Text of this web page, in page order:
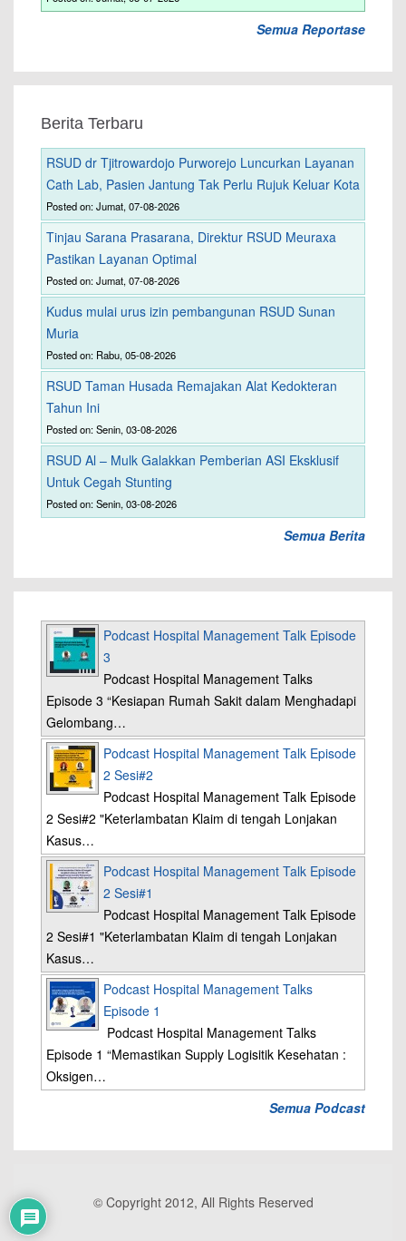
Semua Reportase
Berita Terbaru
RSUD dr Tjitrowardojo Purworejo Luncurkan Layanan
Cath Lab, Pasien Jantung Tak Perlu Rujuk Keluar Kota
Posted on: Jumat, 07-08-2026
Tinjau Sarana Prasarana, Direktur RSUD Meuraxa
Pastikan Layanan Optimal
Posted on: Jumat, 07-08-2026
Kudus mulai urus izin pembangunan RSUD Sunan
Muria
Posted on: Rabu, 05-08-2026
RSUD Taman Husada Remajakan Alat Kedokteran
Tahun Ini
Posted on: Senin, 03-08-2026
RSUD Al – Mulk Galakkan Pemberian ASI Eksklusif
Untuk Cegah Stunting
Posted on: Senin, 03-08-2026
Semua Berita
Podcast Hospital Management Talk Episode
3
Podcast Hospital Management Talks
Episode 3 “Kesiapan Rumah Sakit dalam Menghadapi
Gelombang…
Podcast Hospital Management Talk Episode
2 Sesi#2
Podcast Hospital Management Talk Episode
2 Sesi#2 "Keterlambatan Klaim di tengah Lonjakan
Kasus…
Podcast Hospital Management Talk Episode
2 Sesi#1
Podcast Hospital Management Talk Episode
2 Sesi#1 "Keterlambatan Klaim di tengah Lonjakan
Kasus…
Podcast Hospital Management Talks
Episode 1
Podcast Hospital Management Talks
Episode 1 “Memastikan Supply Logisitik Kesehatan :
Oksigen…
Semua Podcast
© Copyright 2012, All Rights Reserved